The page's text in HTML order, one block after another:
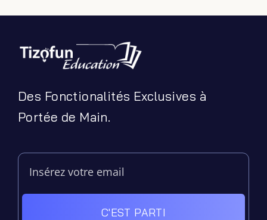
Des Fonctionalités Exclusives à
Portée de Main.
C'EST PARTI
Podcasts
Niveaux Scolaires
Matières
Articles de Blog